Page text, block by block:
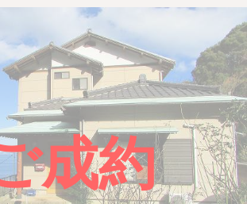
成約